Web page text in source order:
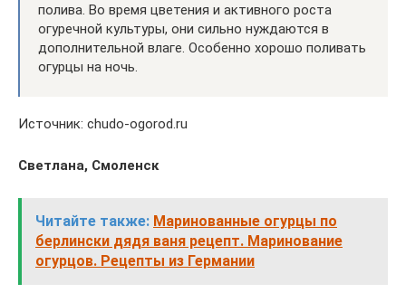
полива. Во время цветения и активного роста
огуречной культуры, они сильно нуждаются в
дополнительной влаге. Особенно хорошо поливать
огурцы на ночь.
Источник: chudo-ogorod.ru
Светлана, Смоленск
Читайте также: Маринованные огурцы по
берлински дядя ваня рецепт. Маринование
огурцов. Рецепты из Германии